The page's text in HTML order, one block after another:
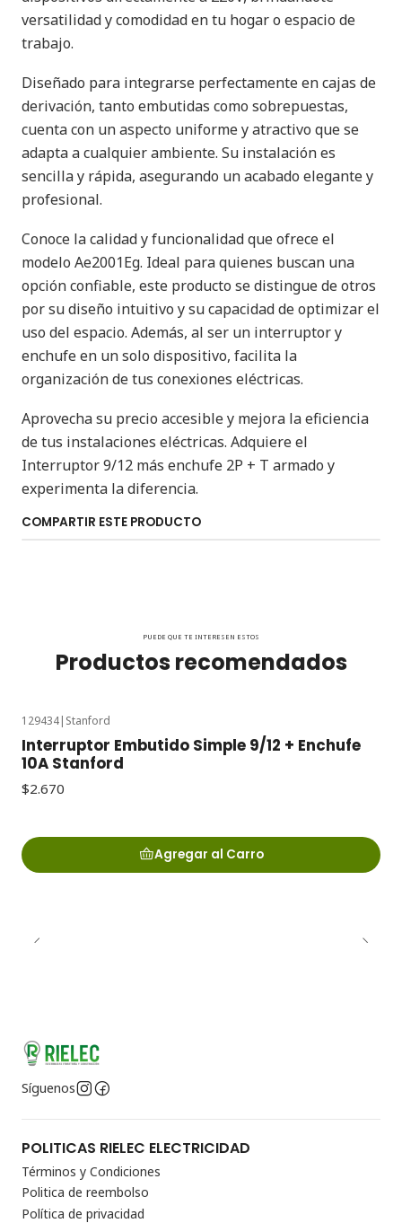
versatilidad y comodidad en tu hogar o espacio de
trabajo.
Diseñado para integrarse perfectamente en cajas de
derivación, tanto embutidas como sobrepuestas,
cuenta con un aspecto uniforme y atractivo que se
adapta a cualquier ambiente. Su instalación es
sencilla y rápida, asegurando un acabado elegante y
profesional.
Conoce la calidad y funcionalidad que ofrece el
modelo Ae2001Eg. Ideal para quienes buscan una
opción confiable, este producto se distingue de otros
por su diseño intuitivo y su capacidad de optimizar el
uso del espacio. Además, al ser un interruptor y
enchufe en un solo dispositivo, facilita la
organización de tus conexiones eléctricas.
Aprovecha su precio accesible y mejora la eficiencia
de tus instalaciones eléctricas. Adquiere el
Interruptor 9/12 más enchufe 2P + T armado y
experimenta la diferencia.
COMPARTIR ESTE PRODUCTO
PUEDE QUE TE INTERESEN ESTOS
Productos recomendados
129434| Stanford
Interruptor Embutido Simple 9/12 + Enchufe
10A Stanford
$2.670
Agregar al Carro
Síguenos
POLITICAS RIELEC ELECTRICIDAD
Términos y Condiciones
Politica de reembolso
Política de privacidad